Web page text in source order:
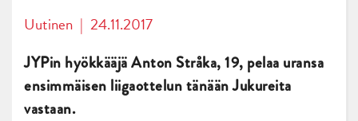
Uutinen | 24.11.2017
JYPin hyökkääjä Anton Stråka, 19, pelaa uransa
ensimmäisen liigaottelun tänään Jukureita
vastaan.